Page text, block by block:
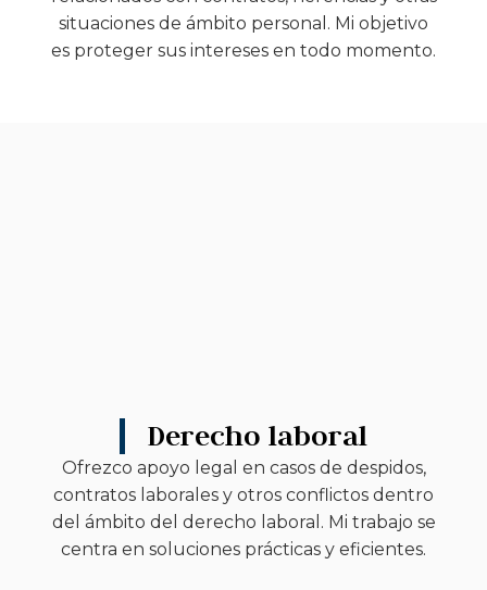
situaciones de ámbito personal. Mi objetivo
es proteger sus intereses en todo momento.
Derecho laboral
Ofrezco apoyo legal en casos de despidos,
contratos laborales y otros conflictos dentro
del ámbito del derecho laboral. Mi trabajo se
centra en soluciones prácticas y eficientes.